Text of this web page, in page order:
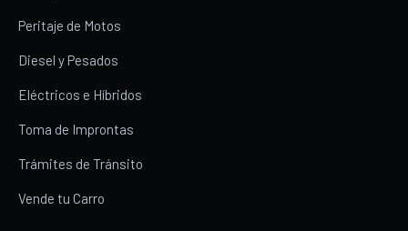
Peritaje de Motos
Diesel y Pesados
Eléctricos e Híbridos
Toma de Improntas
Trámites de Tránsito
Vende tu Carro